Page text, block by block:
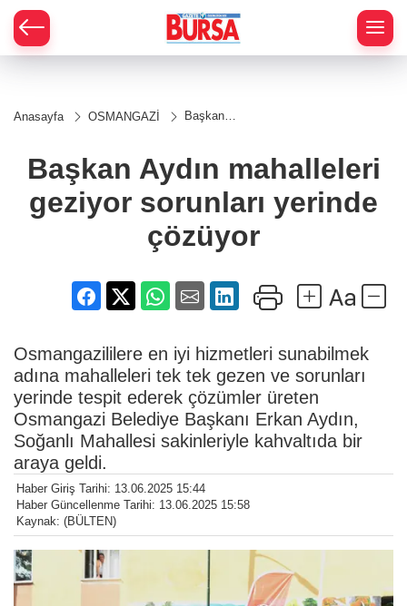
Anasayfa OSMANGAZİ
Başkan
geziyor
sorunları
çözüyor
Başkan Aydın mahalleleri
geziyor sorunları yerinde
çözüyor
Osmangazililere en iyi hizmetleri sunabilmek
adına mahalleleri tek tek gezen ve sorunları
yerinde tespit ederek çözümler üreten
Osmangazi Belediye Başkanı Erkan Aydın,
Soğanlı Mahallesi sakinleriyle kahvaltıda bir
araya geldi.
Haber Giriş Tarihi: 13.06.2025 15:44
Haber Güncellenme Tarihi: 13.06.2025 15:58
Kaynak: (BÜLTEN)